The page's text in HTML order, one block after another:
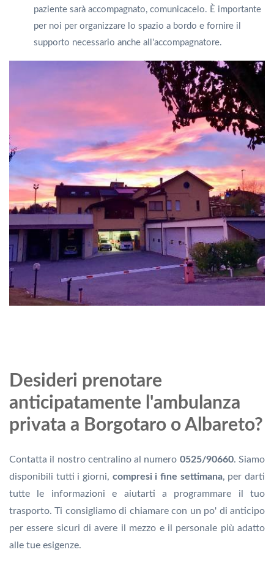
paziente sarà accompagnato, comunicacelo. È importante
per noi per organizzare lo spazio a bordo e fornire il
supporto necessario anche all'accompagnatore.
Desideri prenotare
anticipatamente l'ambulanza
privata a Borgotaro o Albareto?
Contatta il nostro centralino al numero 0525/90660. Siamo
disponibili tutti i giorni, compresi i fine settimana, per darti
tutte le informazioni e aiutarti a programmare il tuo
trasporto. Ti consigliamo di chiamare con un po' di anticipo
per essere sicuri di avere il mezzo e il personale più adatto
alle tue esigenze.